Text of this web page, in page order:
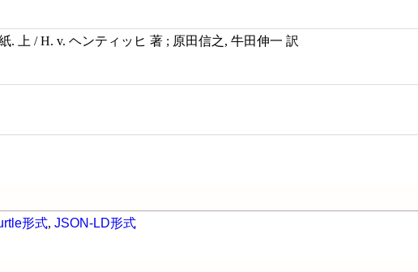
. 上 / H. v. ヘンティッヒ 著 ; 原田信之, 牛田伸一 訳
形式, JSON-LD形式